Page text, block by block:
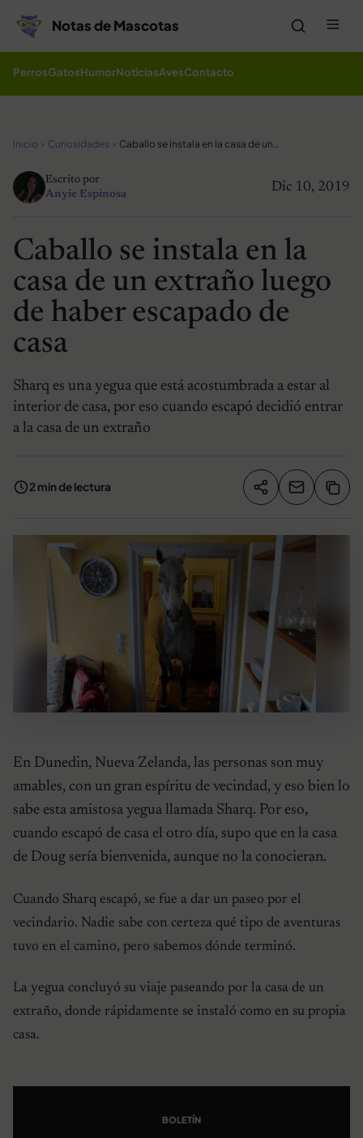
Notas de Mascotas
PerrosGatosHumorNoticiasAvesContacto
Inicio Curiosidades Caballo se instala en la casa de un extraño luego de haber escapado de casa
Dic 10, 2019
Escrito por
Anyie Espinosa
Caballo se instala en la
casa de un extraño luego
de haber escapado de
casa
Sharq es una yegua que está acostumbrada a estar al
interior de casa, por eso cuando escapó decidió entrar
a la casa de un extraño
2 min de lectura Compartir
En Dunedin, Nueva Zelanda, las personas son muy
amables, con un gran espíritu de vecindad, y eso bien lo
sabe esta amistosa yegua llamada Sharq. Por eso,
cuando escapó de casa el otro día, supo que en la casa
de Doug sería bienvenida, aunque no la conocieran.
Cuando Sharq escapó, se fue a dar un paseo por el
vecindario. Nadie sabe con certeza qué tipo de aventuras
tuvo en el camino, pero sabemos dónde terminó.
La yegua concluyó su viaje paseando por la casa de un
extraño, donde rápidamente se instaló como en su propia
casa.
BOLETÍN